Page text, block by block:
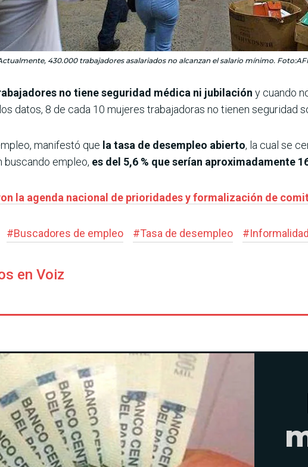
430.000 trabajadores asalariados no alcanzan el salario mínimo.
no tiene seguridad médica ni jubilación y cuando
datos, 8 de cada 10 mujeres trabajadoras no tienen seguridad
manifestó que la tasa de desempleo abierto, la cual se
buscando empleo, es del 5,6 % que serían aproximadamente
la agenda nacional de prioridades y formalización de
#Buscadores de empleo #Tasa de desempleo #Informalidad
en Voiz